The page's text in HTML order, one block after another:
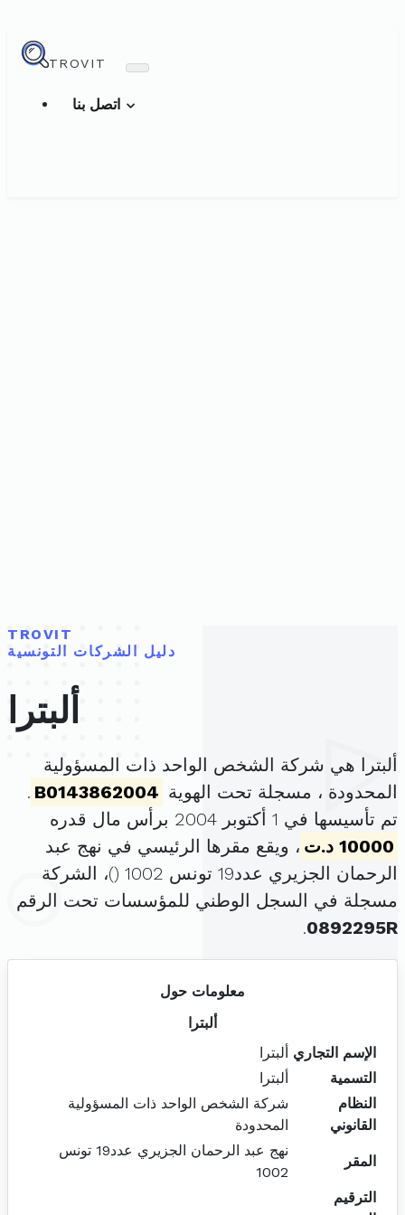
TROVIT
TROVIT
دليل الشركات التونسية
ألبترا
ألبترا هي شركة الشخص الواحد ذات المسؤولية
المحدودة ، مسجلة تحت الهوية B0143862004
.
تم تأسيسها في 1 أكتوبر 2004 برأس مال قدره
10000 د.ت
، ويقع مقرها الرئيسي في نهج عبد
الرحمان الجزيري عدد19 تونس 1002 (
)، الشركة
مسجلة في السجل الوطني للمؤسسات تحت الرقم
0892295R
.
معلومات حول
ألبترا
الإسم التجاري ألبترا
التسمية
ألبترا
النظام
القانوني
شركة الشخص الواحد ذات المسؤولية
المحدودة
المقر
نهج عبد الرحمان الجزيري عدد19 تونس
1002
الترقيم